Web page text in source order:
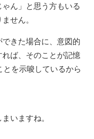
ん」と思う方もいる
せん。
きた場合に、意図的
ば、そのことが記憶
を示唆しているから
いますね。